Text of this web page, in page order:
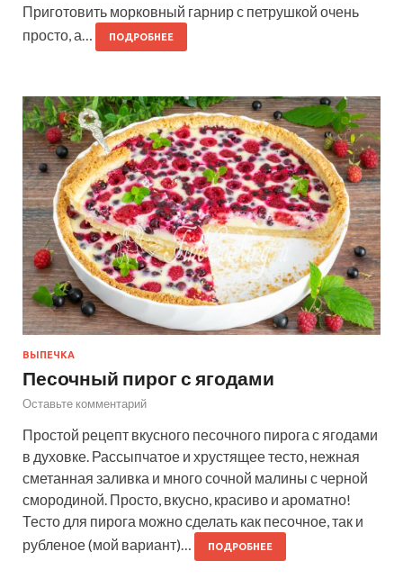
Приготовить морковный гарнир с петрушкой очень
просто, а…
ПОДРОБНЕЕ
ВЫПЕЧКА
Песочный пирог с ягодами
Оставьте комментарий
Простой рецепт вкусного песочного пирога с ягодами
в духовке. Рассыпчатое и хрустящее тесто, нежная
сметанная заливка и много сочной малины с черной
смородиной. Просто, вкусно, красиво и ароматно!
Тесто для пирога можно сделать как песочное, так и
рубленое (мой вариант)…
ПОДРОБНЕЕ